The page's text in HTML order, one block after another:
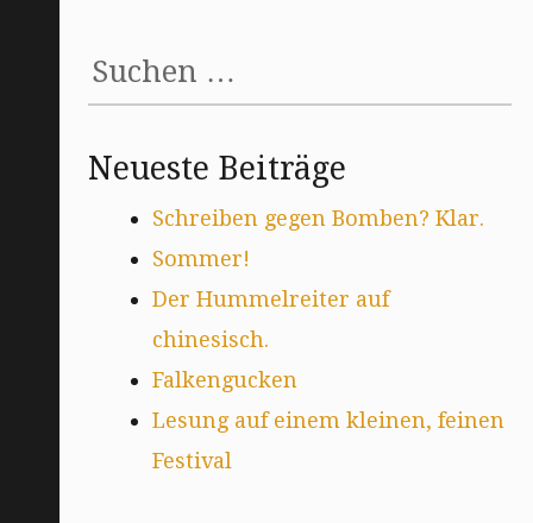
nach:
Neueste Beiträge
Schreiben gegen Bomben? Klar.
Sommer!
Der Hummelreiter auf
chinesisch.
Falkengucken
Lesung auf einem kleinen, feinen
Festival